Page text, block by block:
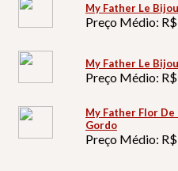
My Father Le
Preço Médio:
My Father Le
Preço Médio:
My Father Flor
Gordo
Preço Médio: